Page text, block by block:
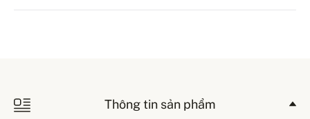
Thông tin sản phẩm